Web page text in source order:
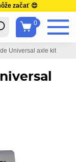
začať 😍
0
Universal axle kit